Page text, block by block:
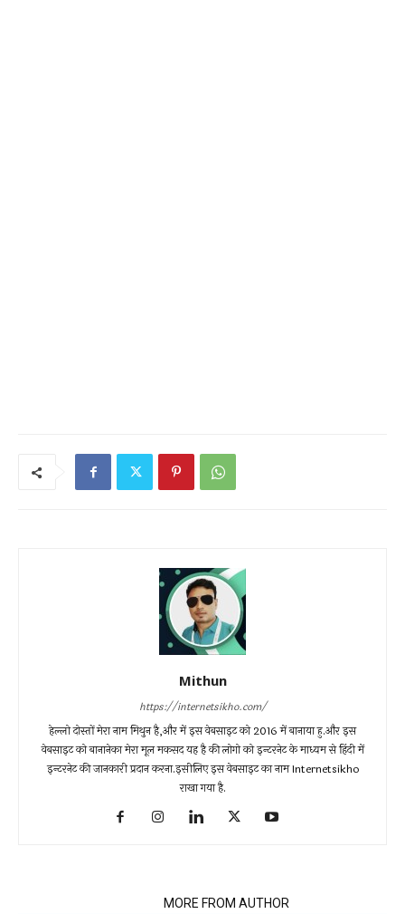
Mithun
https://internetsikho.com/
हेल्लो दोस्तों मेरा नाम मिथुन है,और में इस वेबसाइट को 2016 में बानाया हु.और इस
वेबसाइट को बानानेका मेरा मूल मकसद यह है की लोगो को इन्टरनेट के माध्यम से हिंदी में
इन्टरनेट की जानकारी प्रदान करना.इसीलिए इस वेबसाइट का नाम Internetsikho
राखा गया है.
MORE FROM AUTHOR